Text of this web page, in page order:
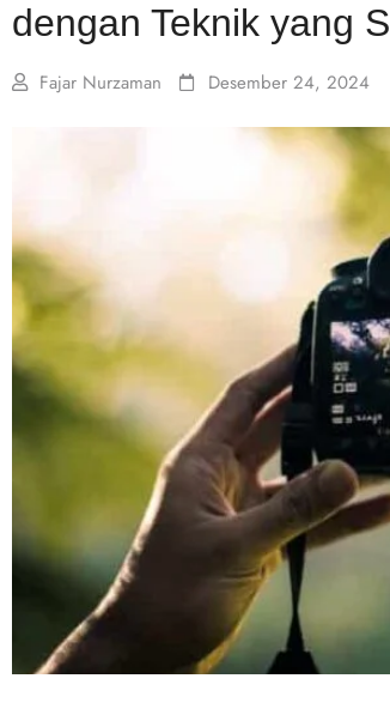
dengan Teknik yang
Fajar Nurzaman Desember 24, 2024